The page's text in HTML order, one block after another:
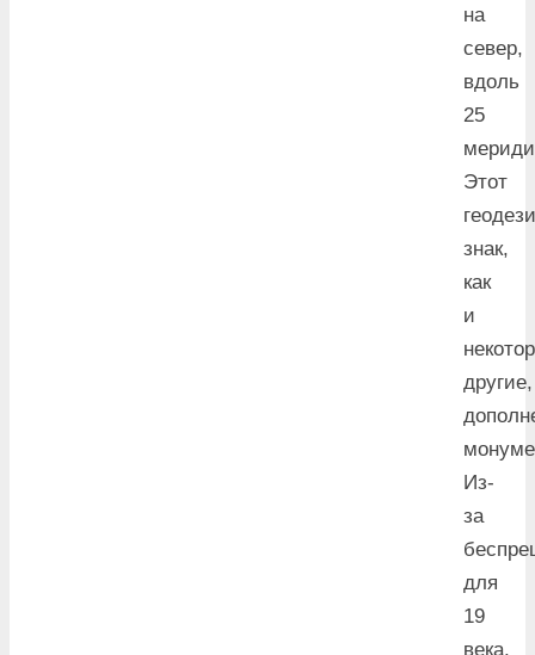
на
север,
вдоль
25
Этот
знак,
как
и
другие,
Из-
за
для
19
века,